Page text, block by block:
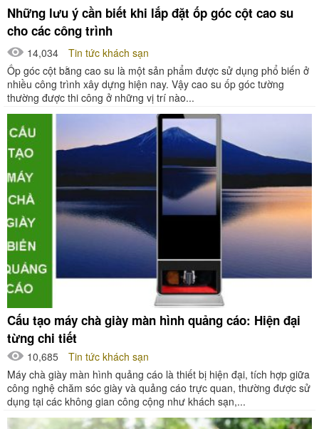
Những lưu ý cần biết khi lắp đặt ốp góc cột cao su
cho các công trình
14,034
Tin tức khách sạn
Ốp góc cột bằng cao su là một sản phẩm được sử dụng phổ biến ở
nhiều công trình xây dựng hiện nay. Vậy cao su ốp góc tường
thường được thi công ở những vị trí nào...
Cấu tạo máy chà giày màn hình quảng cáo: Hiện đại
từng chi tiết
10,685
Tin tức khách sạn
Máy chà giày màn hình quảng cáo là thiết bị hiện đại, tích hợp giữa
công nghệ chăm sóc giày và quảng cáo trực quan, thường được sử
dụng tại các không gian công cộng như khách sạn,...